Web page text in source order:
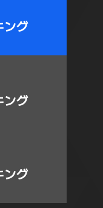
ング
ング
ング